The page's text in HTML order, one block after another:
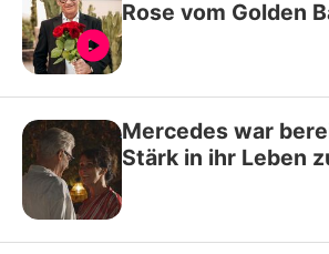
Rose vom Golden
Mercedes war
Stärk in ihr Leben